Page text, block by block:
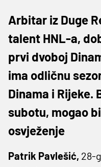
Arbitar iz Duge
talent HNL-a,
prvi dvoboj
ima odličnu
Dinama i Rijeke.
subotu, mogao
osvježenje
Patrik Pavlešić, 28-